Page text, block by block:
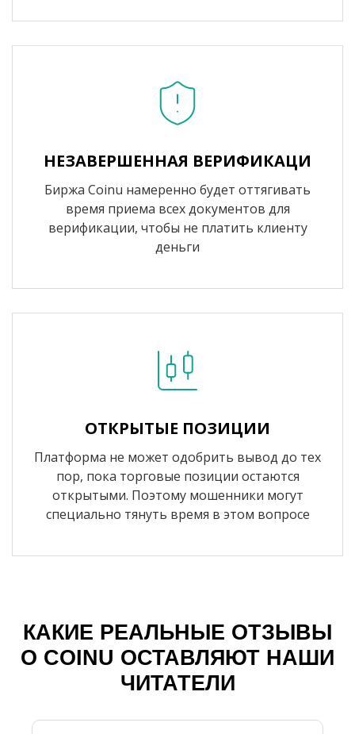
НЕЗАВЕРШЕННАЯ ВЕРИФИКАЦИ
Биржа Coinu намеренно будет оттягивать
время приема всех документов для
верификации, чтобы не платить клиенту
деньги
ОТКРЫТЫЕ ПОЗИЦИИ
Платформа не может одобрить вывод до тех
пор, пока торговые позиции остаются
открытыми. Поэтому мошенники могут
специально тянуть время в этом вопросе
КАКИЕ РЕАЛЬНЫЕ ОТЗЫВЫ
О COINU ОСТАВЛЯЮТ НАШИ
ЧИТАТЕЛИ